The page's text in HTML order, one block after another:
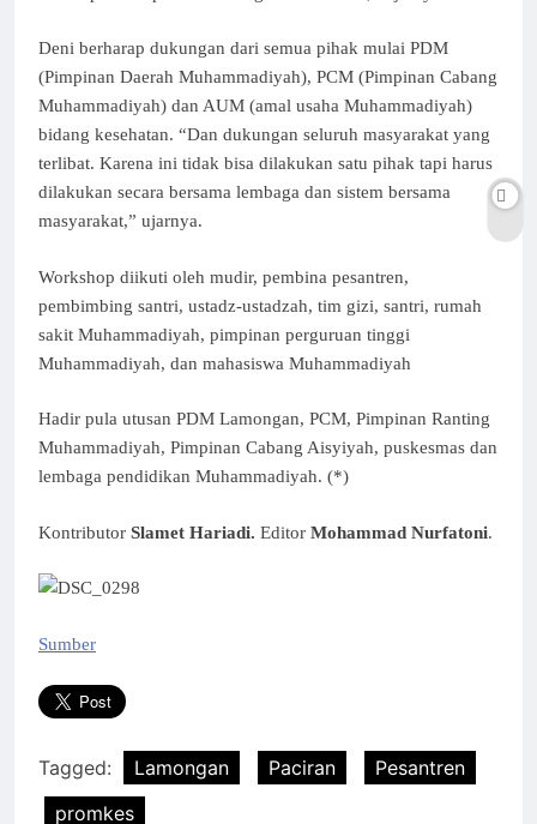
Deni berharap dukungan dari semua pihak mulai PDM
(Pimpinan Daerah Muhammadiyah), PCM (Pimpinan Cabang
Muhammadiyah) dan AUM (amal usaha Muhammadiyah)
bidang kesehatan. “Dan dukungan seluruh masyarakat yang
terlibat. Karena ini tidak bisa dilakukan satu pihak tapi harus
dilakukan secara bersama lembaga dan sistem bersama
masyarakat,” ujarnya.
Workshop diikuti oleh mudir, pembina pesantren,
pembimbing santri, ustadz-ustadzah, tim gizi, santri, rumah
sakit Muhammadiyah, pimpinan perguruan tinggi
Muhammadiyah, dan mahasiswa Muhammadiyah
Hadir pula utusan PDM Lamongan, PCM, Pimpinan Ranting
Muhammadiyah, Pimpinan Cabang Aisyiyah, puskesmas dan
lembaga pendidikan Muhammadiyah. (*)
Kontributor Slamet Hariadi. Editor Mohammad Nurfatoni.
Sumber
Tagged: Lamongan Paciran
Pesantren
promkes